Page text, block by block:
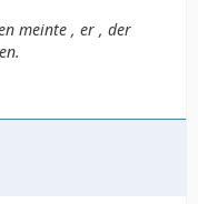
meinte , er , der